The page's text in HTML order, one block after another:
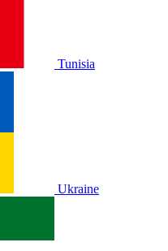
Tunisia
Ukraine